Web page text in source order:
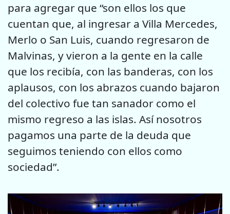
para agregar que “son ellos los que
cuentan que, al ingresar a Villa Mercedes,
Merlo o San Luis, cuando regresaron de
Malvinas, y vieron a la gente en la calle
que los recibía, con las banderas, con los
aplausos, con los abrazos cuando bajaron
del colectivo fue tan sanador como el
mismo regreso a las islas. Así nosotros
pagamos una parte de la deuda que
seguimos teniendo con ellos como
sociedad”.